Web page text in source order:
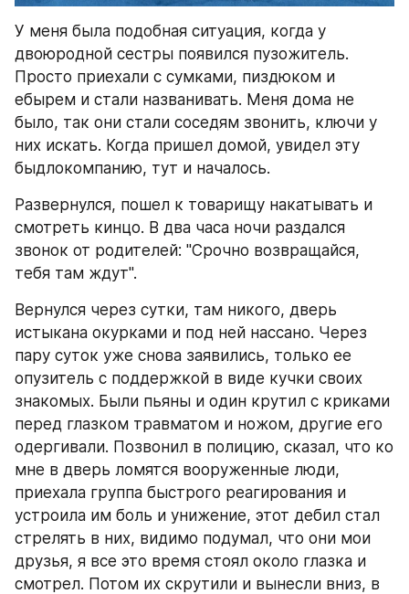
У меня была подобная ситуация, когда у
двоюродной сестры появился пузожитель.
Просто приехали с сумками, пиздюком и
ебырем и стали названивать. Меня дома не
было, так они стали соседям звонить, ключи у
них искать. Когда пришел домой, увидел эту
быдлокомпанию, тут и началось.
Развернулся, пошел к товарищу накатывать и
смотреть кинцо. В два часа ночи раздался
звонок от родителей: "Срочно возвращайся,
тебя там ждут".
Вернулся через сутки, там никого, дверь
истыкана окурками и под ней нассано. Через
пару суток уже снова заявились, только ее
опузитель с поддержкой в виде кучки своих
знакомых. Были пьяны и один крутил с криками
перед глазком травматом и ножом, другие его
одергивали. Позвонил в полицию, сказал, что ко
мне в дверь ломятся вооруженные люди,
приехала группа быстрого реагирования и
устроила им боль и унижение, этот дебил стал
стрелять в них, видимо подумал, что они мои
друзья, я все это время стоял около глазка и
смотрел. Потом их скрутили и вынесли вниз, в